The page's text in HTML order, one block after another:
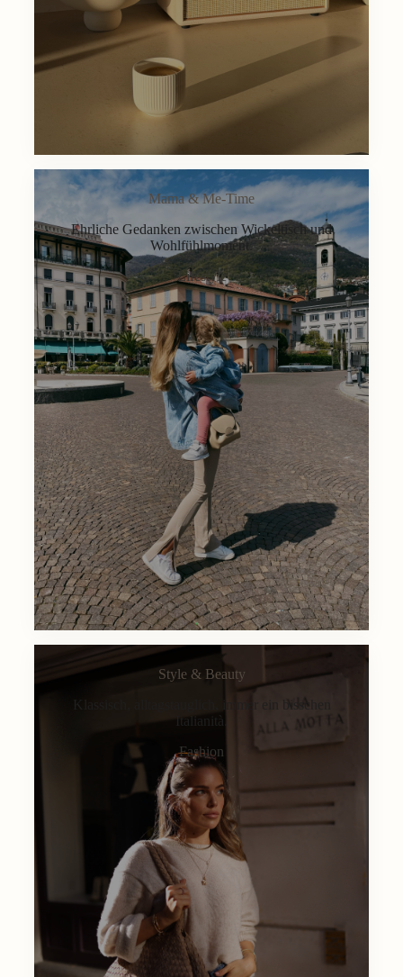
Mama & Me-Time
Ehrliche Gedanken zwischen Wickeltisch und
Wohlfühlmoment.
Lifestyle
Style & Beauty
Klassisch, alltagstauglich, immer ein bisschen
Italianità.
Fashion